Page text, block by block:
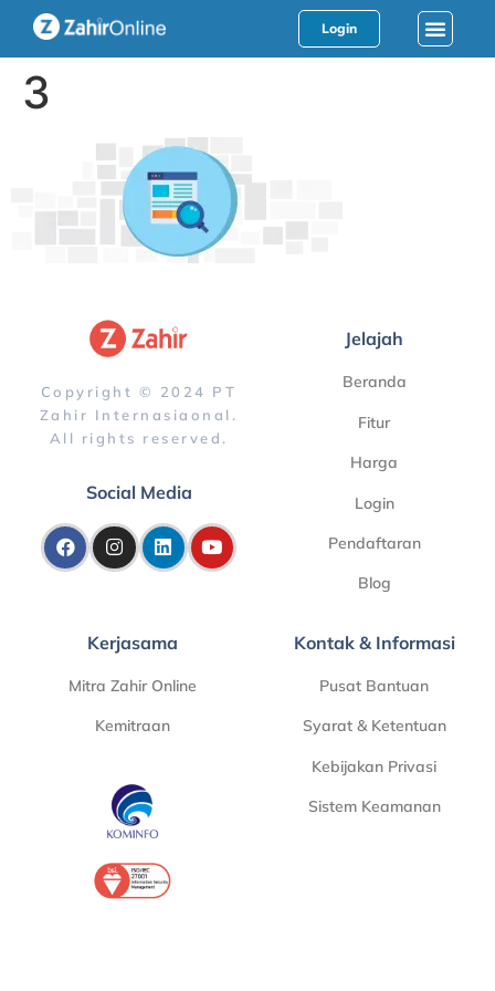
Login
3
Copyright © 2024 PT
Zahir Internasiaonal.
All rights reserved.
Social Media
Jelajah
Beranda
Fitur
Harga
Login
Pendaftaran
Blog
Kerjasama
Mitra Zahir Online
Kemitraan
Kontak & Informasi
Pusat Bantuan
Syarat & Ketentuan
Kebijakan Privasi
Sistem Keamanan